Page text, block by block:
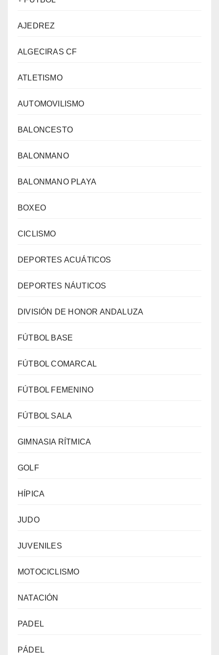
AJEDREZ
ALGECIRAS CF
ATLETISMO
AUTOMOVILISMO
BALONCESTO
BALONMANO
BALONMANO PLAYA
BOXEO
CICLISMO
DEPORTES ACUÁTICOS
DEPORTES NÁUTICOS
DIVISIÓN DE HONOR ANDALUZA
FÚTBOL BASE
FÚTBOL COMARCAL
FÚTBOL FEMENINO
FÚTBOL SALA
GIMNASIA RÍTMICA
GOLF
HÍPICA
JUDO
JUVENILES
MOTOCICLISMO
NATACIÓN
PADEL
PÁDEL